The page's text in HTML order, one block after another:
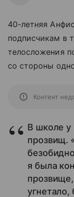
40-летняя
подписчикам в
телосложения
со стороны
Контент
В школе у
прозвищ.
я была